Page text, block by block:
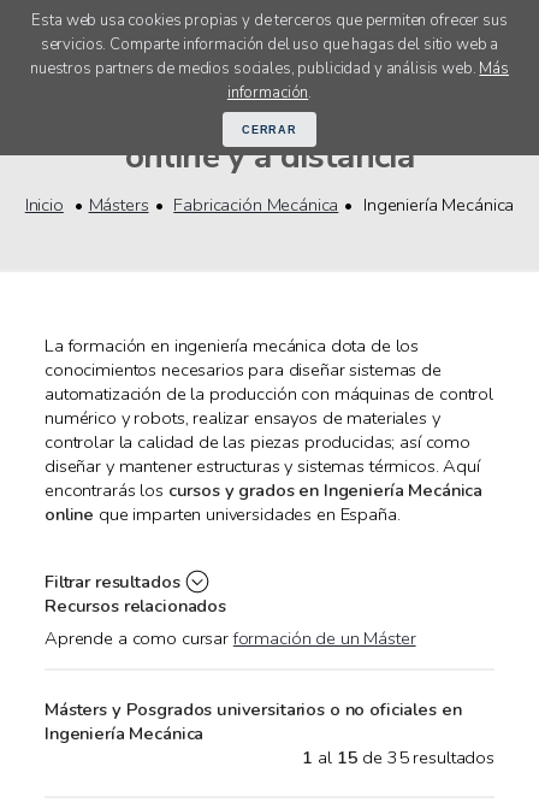
Esta web usa cookies propias y de terceros que permiten ofrecer sus
servicios. Comparte información del uso que hagas del sitio web a
nuestros partners de medios sociales, publicidad y análisis web. Más
información.
CERRAR
menú
Másters Ingeniería Mecánica
online y a distancia
Inicio Másters Fabricación Mecánica Ingeniería Mecánica
La formación en ingeniería mecánica dota de los
conocimientos necesarios para diseñar sistemas de
automatización de la producción con máquinas de control
numérico y robots, realizar ensayos de materiales y
controlar la calidad de las piezas producidas; así como
diseñar y mantener estructuras y sistemas térmicos. Aquí
encontrarás los cursos y grados en Ingeniería Mecánica
online que imparten universidades en España.
Filtrar resultados
Recursos relacionados
Aprende a como cursarformación de un Máster
Másters y Posgrados universitarios o no oficiales en
Ingeniería Mecánica
1 al 15 de 35 resultados